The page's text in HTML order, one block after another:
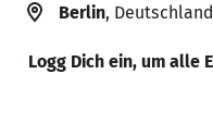
Berlin, Deutschland
Logg Dich ein, um alle